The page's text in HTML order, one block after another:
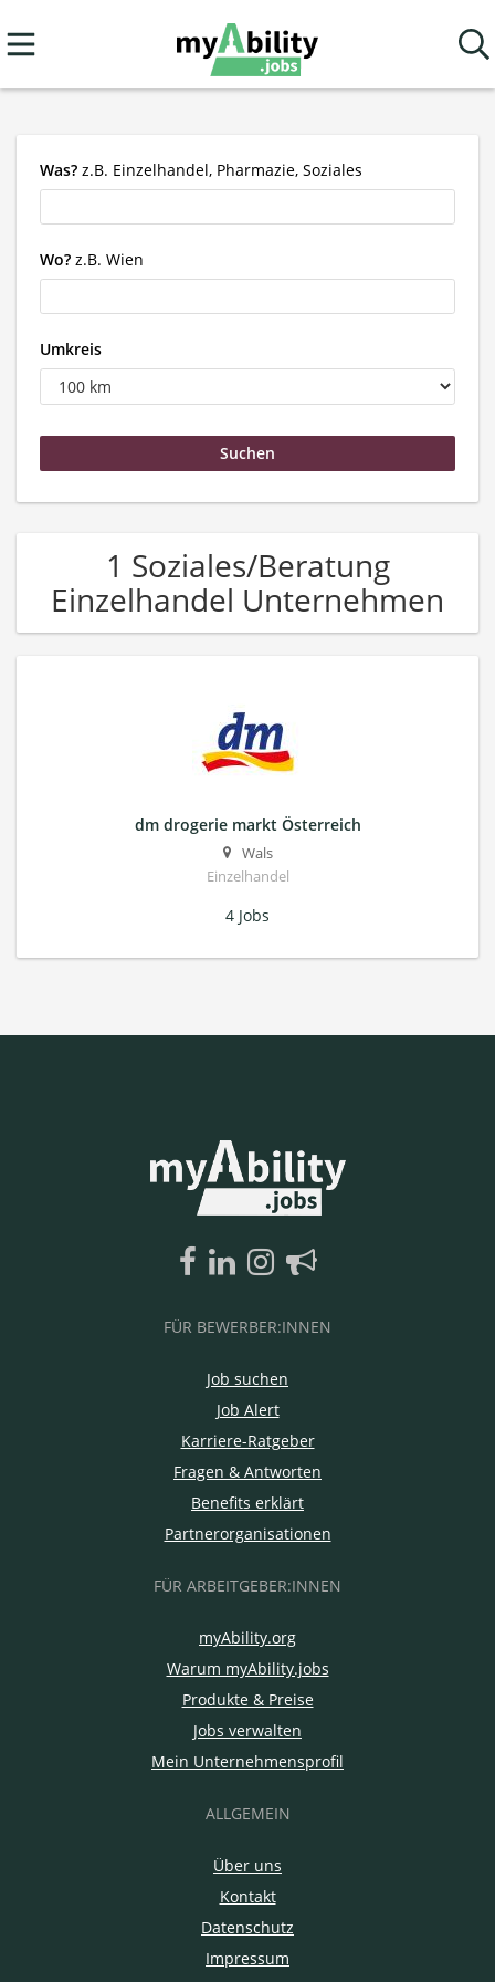
Was? z.B. Einzelhandel, Pharmazie, Soziales
Wo? z.B. Wien
Umkreis
1 Soziales/Beratung
Einzelhandel Unternehmen
dm drogerie markt Österreich
Wals
Einzelhandel
4 Jobs
FÜR BEWERBER:INNEN
Job suchen
Job Alert
Karriere-Ratgeber
Fragen & Antworten
Benefits erklärt
Partnerorganisationen
FÜR ARBEITGEBER:INNEN
myAbility.org
Warum myAbility.jobs
Produkte & Preise
Jobs verwalten
Mein Unternehmensprofil
ALLGEMEIN
Über uns
Kontakt
Datenschutz
Impressum